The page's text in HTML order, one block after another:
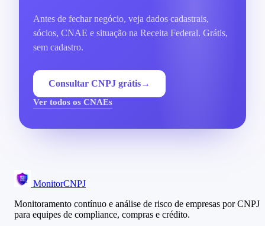
Antes de fechar negócio, veja dados cadastrais,
sócios, CNAE e situação na Receita Federal. Grátis,
sem cadastro.
Consultar CNPJ grátis→
Ver todos os CNAEs
MonitorCNPJ
Monitoramento contínuo e análise de risco de empresas por CNPJ
para equipes de compliance, compras e crédito.